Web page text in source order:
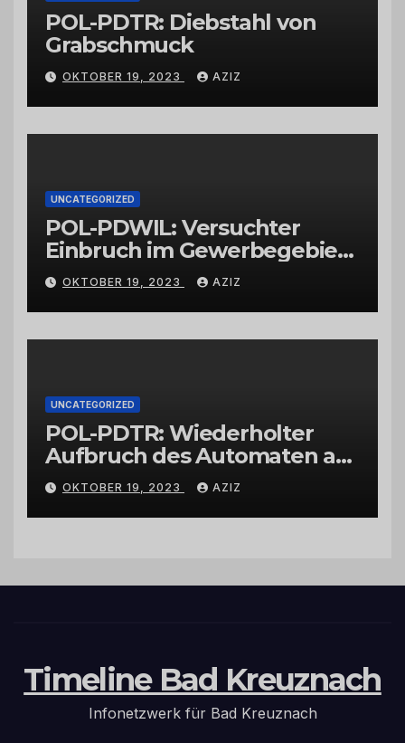
POL-PDTR: Diebstahl von
Grabschmuck
OKTOBER 19, 2023 AZIZ
UNCATEGORIZED
POL-PDWIL: Versuchter
Einbruch im Gewerbegebiet
Wittlich
OKTOBER 19, 2023 AZIZ
UNCATEGORIZED
POL-PDTR: Wiederholter
Aufbruch des Automaten am
Wohnmobilstellplatz in
Hermeskeil am Labachweg
OKTOBER 19, 2023 AZIZ
Timeline Bad Kreuznach
Infonetzwerk für Bad Kreuznach